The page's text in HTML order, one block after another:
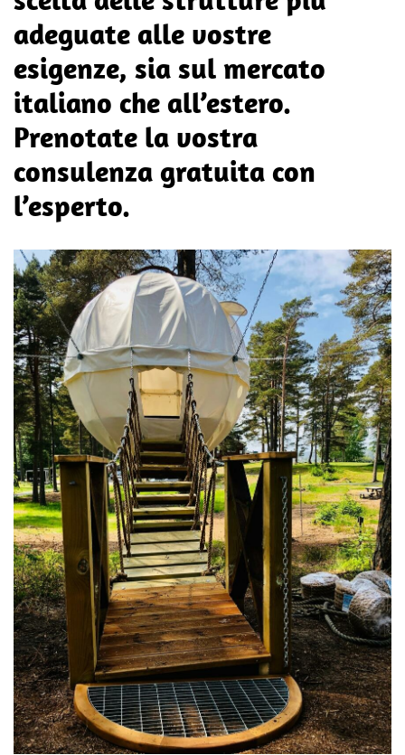
adeguate alle vostre
esigenze, sia sul mercato
italiano che all’estero.
Prenotate la vostra
consulenza gratuita con
l’esperto.